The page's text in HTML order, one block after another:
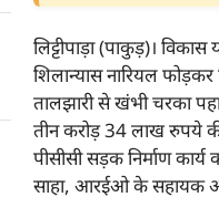
लिट्टीपाड़ा (पाकुड़)।
शिलान्यास नारियल
तालझारी से खंभी चरका
तीन करोड़ 34 लाख रुपये
पीसीसी सड़क निर्माण
साहा, आरईओ के सहायक